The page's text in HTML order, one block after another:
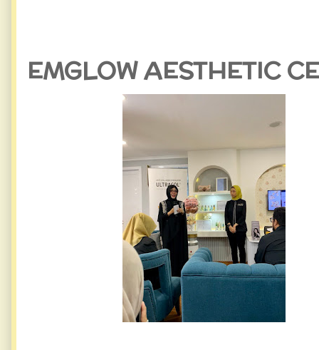
EMGLOW AESTHETIC